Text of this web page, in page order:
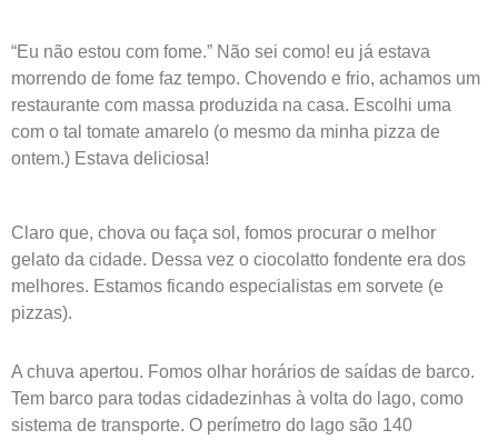
“Eu não estou com fome.” Não sei como! eu já estava
morrendo de fome faz tempo. Chovendo e frio, achamos um
restaurante com massa produzida na casa. Escolhi uma
com o tal tomate amarelo (o mesmo da minha pizza de
ontem.) Estava deliciosa!
Claro que, chova ou faça sol, fomos procurar o melhor
gelato da cidade. Dessa vez o ciocolatto fondente era dos
melhores. Estamos ficando especialistas em sorvete (e
pizzas).
A chuva apertou. Fomos olhar horários de saídas de barco.
Tem barco para todas cidadezinhas à volta do lago, como
sistema de transporte. O perímetro do lago são 140